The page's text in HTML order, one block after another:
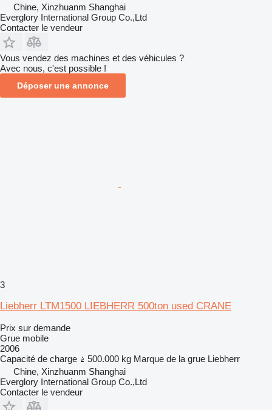
Chine, Xinzhuanm Shanghai
Everglory International Group Co.,Ltd
Contacter le vendeur
Vous vendez des machines et des véhicules ?
Avec nous, c'est possible !
Déposer une annonce
3
Liebherr LTM1500 LIEBHERR 500ton used CRANE
Prix sur demande
Grue mobile
2006
Capacité de charge
500.000 kg Marque de la grue Liebherr
Chine, Xinzhuanm Shanghai
Everglory International Group Co.,Ltd
Contacter le vendeur